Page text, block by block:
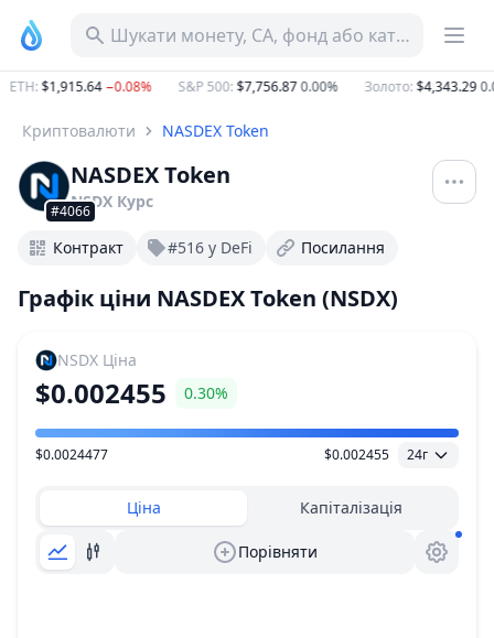
Шукати монету, CA, фонд або категорію
ETH:$1,915.64−0.08% S&P 500:$7,756.870.00% Золото:$4,343.29
Криптовалюти NASDEX Token
#4066
NASDEX Token
NSDX Курс
Контракт #516 у DeFi Посилання
Графік ціни NASDEX Token (NSDX)
NSDX Ціна
$0.002455 0.30%
Діапазон цін
$0.0024477 $0.002455 24г
Ціна Капіталізація
Порівняти